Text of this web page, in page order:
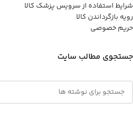
شرایط استفاده از سرویس پزشک کالا
رویه بازگرداندن کالا
حریم خصوصی
جستجوی مطالب سایت